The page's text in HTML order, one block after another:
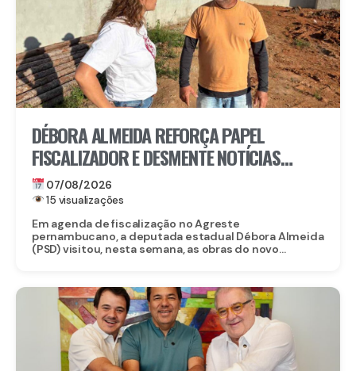
DÉBORA ALMEIDA REFORÇA PAPEL
FISCALIZADOR E DESMENTE NOTÍCIAS
FALSAS SOBRE OBRA DO CORPO DE
BOMBEIROS EM BELO JARDIM
07/08/2026
15 visualizações
Em agenda de fiscalização no Agreste
pernambucano, a deputada estadual Débora Almeida
(PSD) visitou, nesta semana, as obras do novo...